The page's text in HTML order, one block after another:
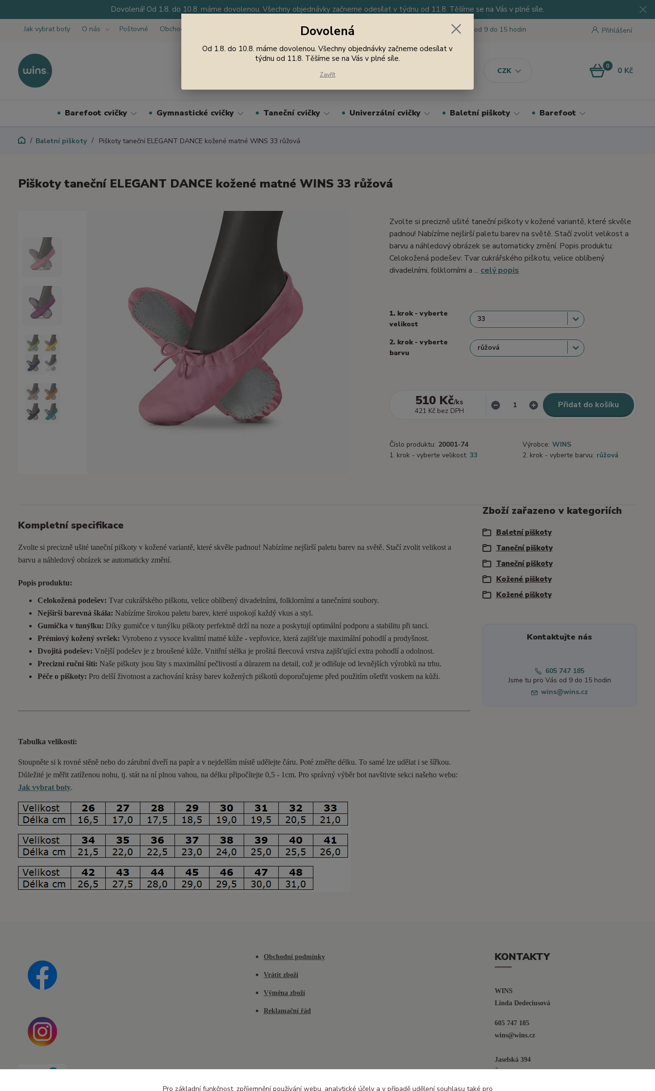
Dovolená! Od 1.8. do 10.8. máme dovolenou. Všechny objednávky začneme odesílat v týdnu od 11.8. Těšíme se na Vás v plné síle.
Jak vybrat boty O nás Poštovné Obchodní podmínky
CZK
Přihlášení
Nevíte si rady? Zavolejte. Jsme tu pro Vás od 9 do 15 hodin
0 0 Kč
Barefoot cvičky Gymnastické cvičky Taneční cvičky Univerzální cvičky Baletní piškoty Barefoot
Baletní piškoty Piškoty taneční ELEGANT DANCE kožené matné WINS 33 růžová
Piškoty taneční ELEGANT DANCE kožené matné WINS 33 růžová
Zvolte si precizně ušité taneční piškoty v kožené variantě, které skvěle
padnou! Nabízíme nejširší paletu barev na světě. Stačí zvolit velikost a
barvu a náhledový obrázek se automaticky změní. Popis produktu:
Celokožená podešev: Tvar cukrářského piškotu, velice oblíbený
divadelními, folklorními a ... celý popis
1. krok - vyberte
velikost
2. krok - vyberte
barvu
510 Kč/ks
421 Kč bez DPH
Přidat do košíku
Číslo produktu: 20001-74 Výrobce: WINS
1. krok - vyberte velikost: 33 2. krok - vyberte barvu: růžová
Kompletní specifikace
Zvolte si precizně ušité taneční piškoty v kožené variantě, které skvěle padnou! Nabízíme nejširší paletu barev na světě. Stačí zvolit velikost a
barvu a náhledový obrázek se automaticky změní.
Popis produktu:
Celokožená podešev: Tvar cukrářského piškotu, velice oblíbený divadelními, folklorními a tanečními soubory.
Nejširší barevná škála: Nabízíme širokou paletu barev, které uspokojí každý vkus a styl.
Gumička v tunýlku: Díky gumičce v tunýlku piškoty perfektně drží na noze a poskytují optimální podporu a stabilitu při tanci.
Prémiový kožený svršek: Vyrobeno z vysoce kvalitní matné kůže - vepřovice, která zajišťuje maximální pohodlí a prodyšnost.
Dvojitá podešev: Vnější podešev je z broušené kůže. Vnitřní stélka je prošitá fleecová vrstva zajišťující extra pohodlí a odolnost.
Precizní ruční šití: Naše piškoty jsou šity s maximální pečlivostí a důrazem na detail, což je odlišuje od levnějších výrobků na trhu.
Péče o piškoty: Pro delší životnost a zachování krásy barev kožených piškotů doporučujeme před použitím ošetřit voskem na kůži.
Tabulka velikostí:
Stoupněte si k rovné stěně nebo do zárubní dveří na papír a v nejdelším místě udělejte čáru. Poté změřte délku. To samé lze udělat i se šířkou.
Důležité je měřit zatíženou nohu, tj. stát na ní plnou vahou, na délku připočítejte 0,5 - 1cm. Pro správný výběr bot navštivte sekci našeho webu:
Jak vybrat boty.
Zboží zařazeno v kategoriích
Baletní piškoty
Taneční piškoty
Taneční piškoty
Kožené piškoty
Kožené piškoty
Kontaktujte nás
605 747 185
Jsme tu pro Vás od 9 do 15 hodin
wins@wins.cz
Obchodní podmínky
Vrátit zboží
Výměna zboží
Reklamační řád
KONTAKTY
WINS
Linda Dedeciusová
605 747 185
wins@wins.cz
Jaselská 394
Šenov u N. Jičína
Dovolená
Od 1.8. do 10.8. máme dovolenou. Všechny objednávky začneme odesílat v
týdnu od 11.8. Těšíme se na Vás v plné síle.
Zavřít
Pro základní funkčnost, zpříjemnění používání webu, analytické účely a v případě udělení souhlasu také pro